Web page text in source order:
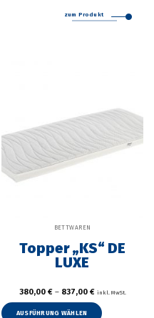
zum Produkt
BETTWAREN
Topper „KS“ DE
LUXE
380,00 €– 837,00 € inkl. MwSt.
AUSFÜHRUNG WÄHLEN